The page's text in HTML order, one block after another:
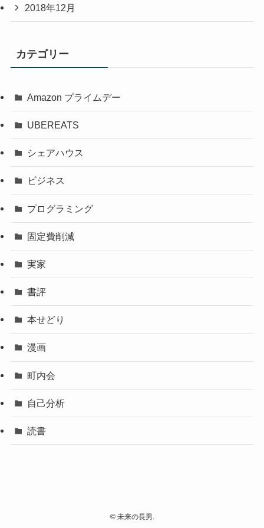
2018年12月
カテゴリー
Amazon プライムデー
UBEREATS
シェアハウス
ビジネス
プログラミング
固定費削減
実家
書評
本せどり
漫画
町内会
自己分析
読書
©未来の長男.